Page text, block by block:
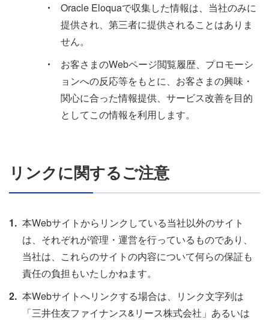
・
Oracle Eloquaで収集した情報は、当社のみに
提供され、第三者に提供されることはありま
せん。
・
お客さまのWebページ閲覧履歴、プロモーシ
ョンへの反応等をもとに、お客さまの興味・
関⼼に合った情報提供、サービス改善を⽬的
としてこの情報を利⽤します。
リンクに関するご注意
本Webサイトからリンクしている当社以外のサイト
は、それぞれが管理・運営を行っているものであり、
当社は、これらのサイトの内容について何らの保証も
責任の負担もいたしかねます。
本Webサイトへリンクする場合は、リンク文字列は
「三井住友ファイナンス&リース株式会社」あるいは